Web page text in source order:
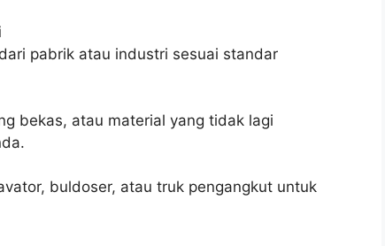
pabrik atau industri sesuai standar
bekas, atau material yang tidak lagi
buldoser, atau truk pengangkut untuk